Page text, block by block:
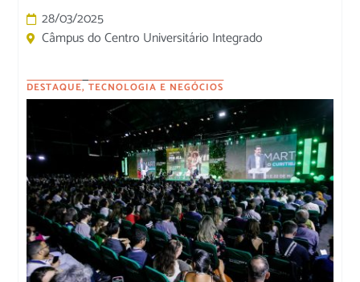
28/03/2025
Câmpus do Centro Universitário Integrado
DESTAQUE,TECNOLOGIA E NEGÓCIOS